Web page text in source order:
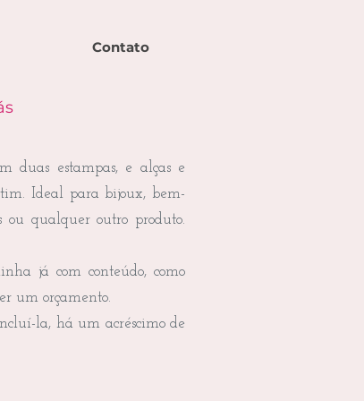
Contato
duas estampas, e alças e
Ideal para bijoux, bem-
ou qualquer outro produto.
já com conteúdo, como
um orçamento.
la, há um acréscimo de